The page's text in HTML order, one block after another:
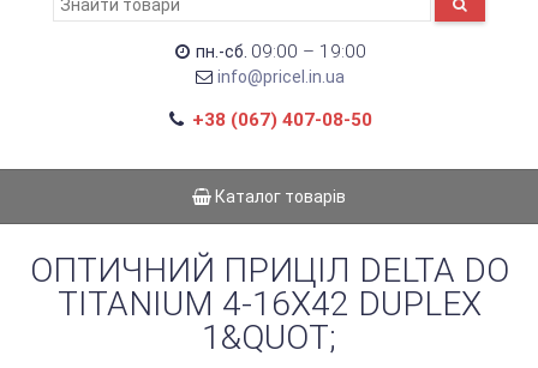
пн.-сб. 09:00 – 19:00
info@pricel.in.ua
+38 (067) 407-08-50
Каталог товарів
ОПТИЧНИЙ ПРИЦІЛ DELTA DO
TITANIUM 4-16X42 DUPLEX
1&QUOT;